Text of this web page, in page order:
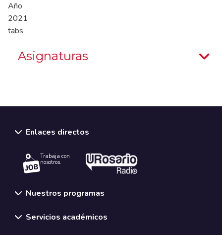
Año
2021
tabs
Asignaturas
Enlaces directos
Trabaja con
nosotros.
Nuestros programas
Servicios académicos